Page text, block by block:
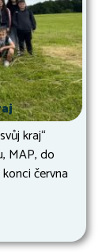
kraj“
MAP, do
června